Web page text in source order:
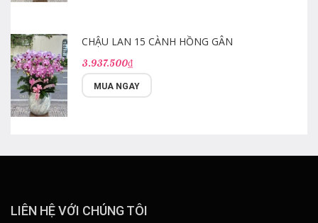
CHẬU LAN 15 CÀNH HỒNG GÂN
3.937.500₫
MUA NGAY
LIÊN HỆ VỚI CHÚNG TÔI